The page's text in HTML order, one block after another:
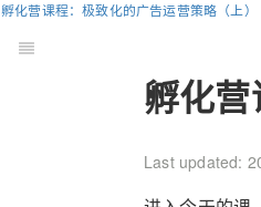
孵化营课程：极致化的广告运营策略（上）
孵化营
Last updated: